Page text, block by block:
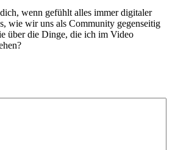
wenn gefühlt alles immer digitaler
wie wir uns als Community gegenseitig
über die Dinge, die ich im Video